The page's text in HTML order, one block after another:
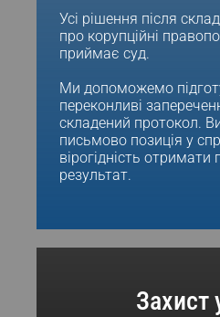
Усі рішення після
про корупційні
приймає суд.
Ми допоможемо
переконливі
складений протокол.
письмово позиція у
вірогідність отримати
результат.
Захист